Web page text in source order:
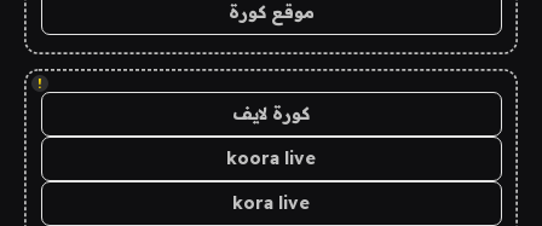
موقع كورة
!
كورة لايف
koora live
kora live